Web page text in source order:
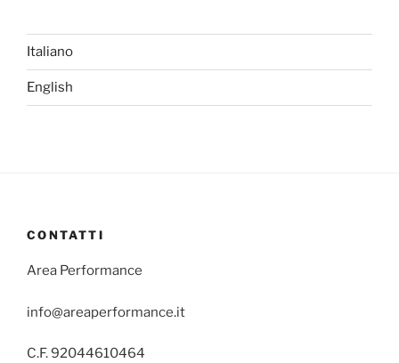
Italiano
English
CONTATTI
Area Performance
info@areaperformance.it
C.F. 92044610464